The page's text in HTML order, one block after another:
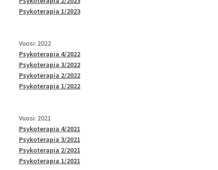
Psykoterapia 1/2023
Vuosi: 2022
Psykoterapia 4/2022
Psykoterapia 3/2022
Psykoterapia 2/2022
Psykoterapia 1/2022
Vuosi: 2021
Psykoterapia 4/2021
Psykoterapia 3/2021
Psykoterapia 2/2021
Psykoterapia 1/2021